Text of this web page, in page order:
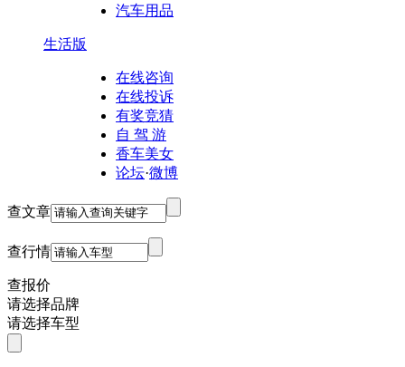
汽车用品
生活版
在线咨询
在线投诉
有奖竞猜
自 驾 游
香车美女
论坛·微博
查文章
查行情
查报价
请选择品牌
请选择车型